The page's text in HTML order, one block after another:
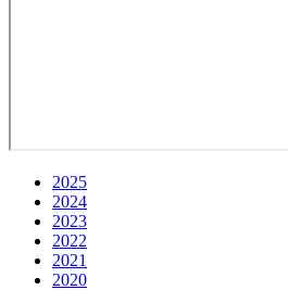
2025
2024
2023
2022
2021
2020